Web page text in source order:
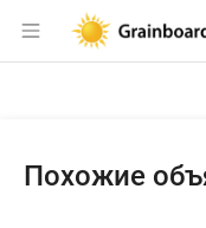
Раздел
Похожие